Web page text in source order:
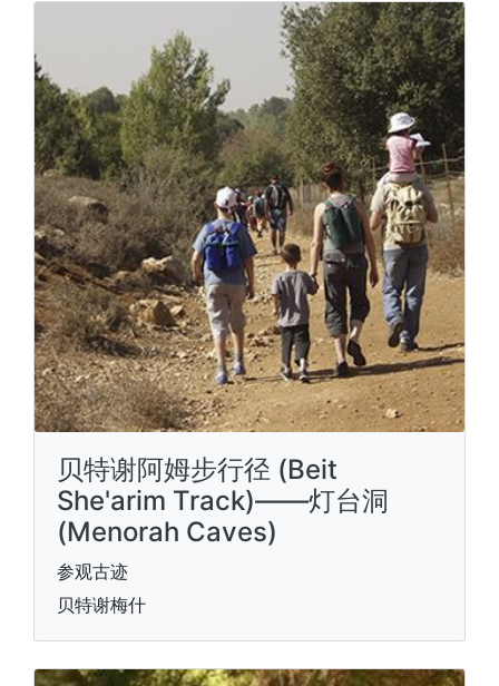
贝特谢阿姆步行径 (Beit
She'arim Track)——灯台洞
(Menorah Caves)
参观古迹
贝特谢梅什